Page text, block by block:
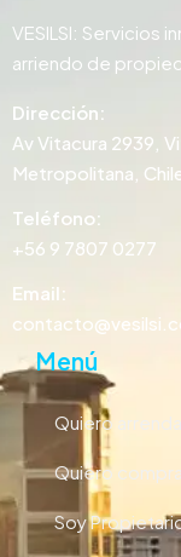
VESILSI: Servicios
arriendo de
Dirección:
Av Vitacura 2939,
Metropolitana,
Teléfono:
+56 9 7807 0277
Email:
Menú
Quiero
Quiero
Soy